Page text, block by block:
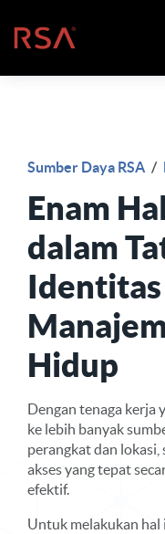
Beranda
Sumber Daya RSA /
Enam
dalam
Identitas
Hidup
Dengan tenaga kerja
ke lebih banyak
perangkat dan
akses yang tepat
efektif.
Untuk melakukan